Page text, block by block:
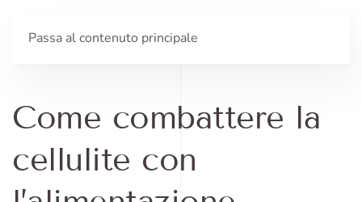
Passa al contenuto principale
Come combattere la
cellulite con